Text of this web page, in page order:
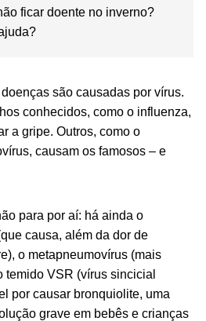
ficar doente no inverno?
são causadas por vírus.
conhecidos, como o influenza,
a gripe. Outros, como o
causam os famosos – e
para por aí: há ainda o
causa, além da dor de
o metapneumovírus (mais
temido VSR (vírus sincicial
por causar bronquiolite, uma
grave em bebês e crianças